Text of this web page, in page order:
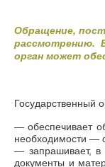
Обращение,
рассмотрению.
орган может
Государственный
— обеспечивает
необходимости —
— запрашивает,
документы и